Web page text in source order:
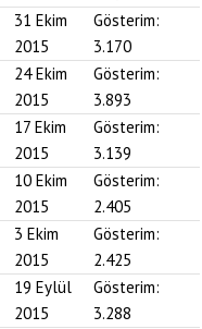
31 Ekim
2015
Gösterim:
3.170
24 Ekim
2015
Gösterim:
3.893
17 Ekim
2015
Gösterim:
3.139
10 Ekim
2015
Gösterim:
2.405
3 Ekim
2015
Gösterim:
2.425
19 Eylül
2015
Gösterim:
3.288